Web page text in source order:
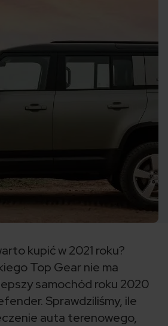
kupić w 2021 roku?
Top Gear nie ma
samochód roku 2020
Sprawdziliśmy, ile
auta terenowego,